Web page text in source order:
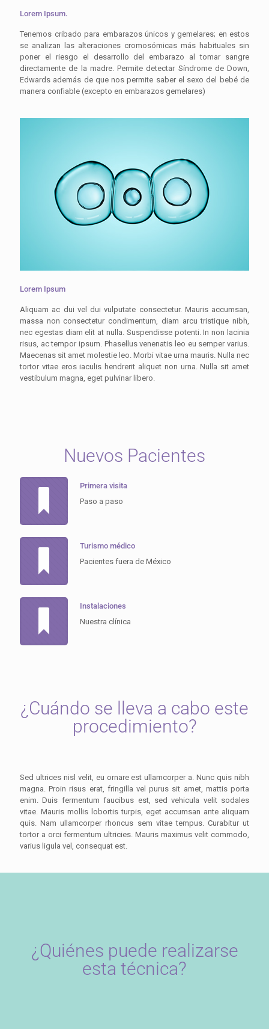
Lorem Ipsum.
Tenemos cribado para embarazos únicos y gemelares; en estos
se analizan las alteraciones cromosómicas más habituales sin
poner el riesgo el desarrollo del embarazo al tomar sangre
directamente de la madre. Permite detectar Síndrome de Down,
Edwards además de que nos permite saber el sexo del bebé de
manera confiable (excepto en embarazos gemelares)
Lorem Ipsum
Aliquam ac dui vel dui vulputate consectetur. Mauris accumsan,
massa non consectetur condimentum, diam arcu tristique nibh,
nec egestas diam elit at nulla. Suspendisse potenti. In non lacinia
risus, ac tempor ipsum. Phasellus venenatis leo eu semper varius.
Maecenas sit amet molestie leo. Morbi vitae urna mauris. Nulla nec
tortor vitae eros iaculis hendrerit aliquet non urna. Nulla sit amet
vestibulum magna, eget pulvinar libero.
Nuevos Pacientes
Primera visita
Paso a paso
Turismo médico
Pacientes fuera de México
Instalaciones
Nuestra clínica
¿Cuándo se lleva a cabo este
procedimiento?
Sed ultrices nisl velit, eu ornare est ullamcorper a. Nunc quis nibh
magna. Proin risus erat, fringilla vel purus sit amet, mattis porta
enim. Duis fermentum faucibus est, sed vehicula velit sodales
vitae. Mauris mollis lobortis turpis, eget accumsan ante aliquam
quis. Nam ullamcorper rhoncus sem vitae tempus. Curabitur ut
tortor a orci fermentum ultricies. Mauris maximus velit commodo,
varius ligula vel, consequat est.
¿Quiénes puede realizarse
esta técnica?